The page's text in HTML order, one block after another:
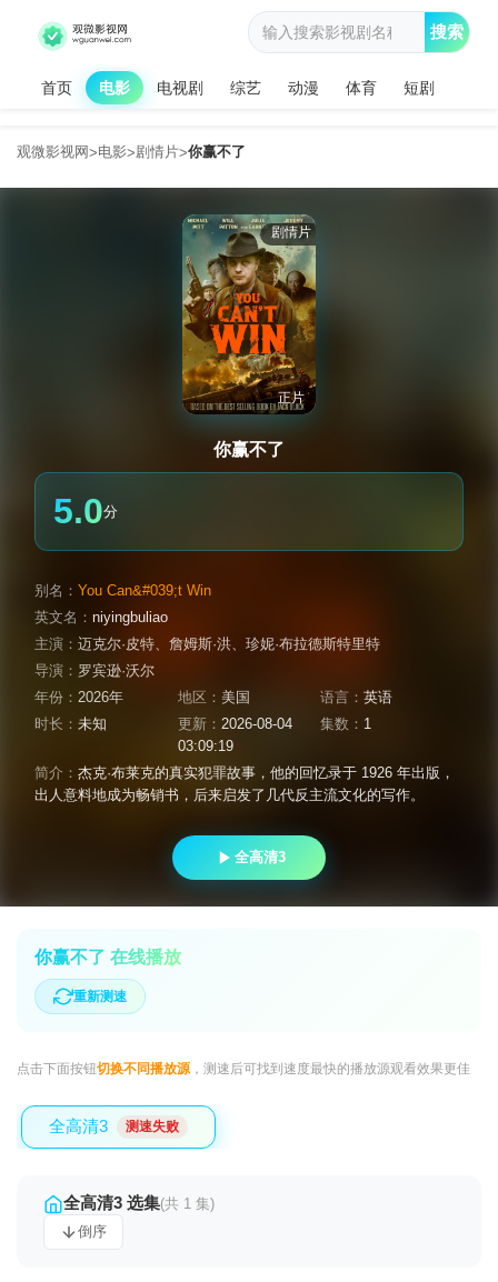
首页 电影 电视剧 综艺 动漫 体育 短剧
搜索
观微影视网>电影>剧情片>你赢不了
剧情片
正片
你赢不了
5.0分
别名： You Can&#039;t Win
英文名： niyingbuliao
主演： 迈克尔·皮特、詹姆斯·洪、珍妮·布拉德斯特里特
导演： 罗宾逊·沃尔
年份： 2026年 地区： 美国 语言：英语
时长： 未知 更新： 2026-08-04
03:09:19
集数： 1
简介： 杰克·布莱克的真实犯罪故事，他的回忆录于 1926 年出版，
出人意料地成为畅销书，后来启发了几代反主流文化的写作。
全高清3
你赢不了 在线播放
重新测速
点击下面按钮切换不同播放源，测速后可找到速度最快的播放源观看效果更佳
全高清3 测速失败
全高清3 选集(共 1 集)
倒序